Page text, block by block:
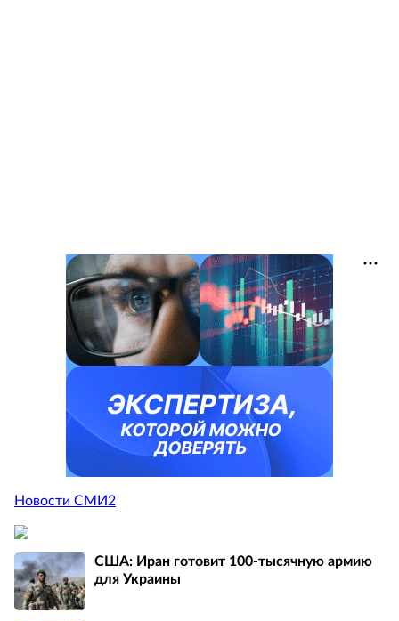
Новости СМИ2
США: Иран готовит 100-тысячную армию
для Украины